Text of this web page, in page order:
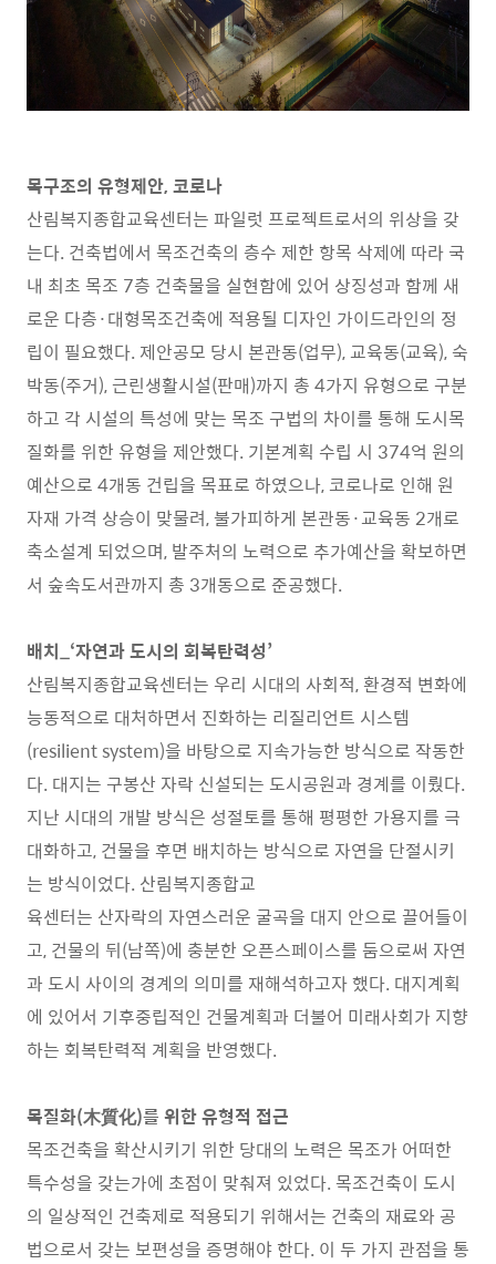
목구조의 유형제안, 코로나
산림복지종합교육센터는 파일럿 프로젝트로서의 위상을 갖
는다. 건축법에서 목조건축의 층수 제한 항목 삭제에 따라 국
내 최초 목조 7층 건축물을 실현함에 있어 상징성과 함께 새
로운 다층·대형목조건축에 적용될 디자인 가이드라인의 정
립이 필요했다. 제안공모 당시 본관동(업무), 교육동(교육), 숙
박동(주거), 근린생활시설(판매)까지 총 4가지 유형으로 구분
하고 각 시설의 특성에 맞는 목조 구법의 차이를 통해 도시목
질화를 위한 유형을 제안했다. 기본계획 수립 시 374억 원의
예산으로 4개동 건립을 목표로 하였으나, 코로나로 인해 원
자재 가격 상승이 맞물려, 불가피하게 본관동·교육동 2개로
축소설계 되었으며, 발주처의 노력으로 추가예산을 확보하면
서 숲속도서관까지 총 3개동으로 준공했다.
배치_‘자연과 도시의 회복탄력성’
산림복지종합교육센터는 우리 시대의 사회적, 환경적 변화에
능동적으로 대처하면서 진화하는 리질리언트 시스템
(resilient system)을 바탕으로 지속가능한 방식으로 작동한
다. 대지는 구봉산 자락 신설되는 도시공원과 경계를 이뤘다.
지난 시대의 개발 방식은 성절토를 통해 평평한 가용지를 극
대화하고, 건물을 후면 배치하는 방식으로 자연을 단절시키
는 방식이었다. 산림복지종합교
육센터는 산자락의 자연스러운 굴곡을 대지 안으로 끌어들이
고, 건물의 뒤(남쪽)에 충분한 오픈스페이스를 둠으로써 자연
과 도시 사이의 경계의 의미를 재해석하고자 했다. 대지계획
에 있어서 기후중립적인 건물계획과 더불어 미래사회가 지향
하는 회복탄력적 계획을 반영했다.
목질화(木質化)를 위한 유형적 접근
목조건축을 확산시키기 위한 당대의 노력은 목조가 어떠한
특수성을 갖는가에 초점이 맞춰져 있었다. 목조건축이 도시
의 일상적인 건축제로 적용되기 위해서는 건축의 재료와 공
법으로서 갖는 보편성을 증명해야 한다. 이 두 가지 관점을 통